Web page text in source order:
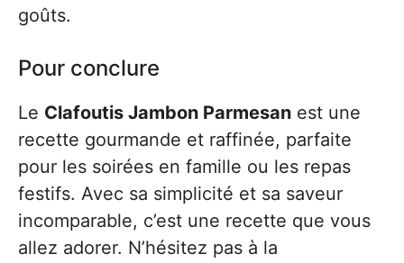
goûts.
Pour conclure
Le Clafoutis Jambon Parmesan est une
recette gourmande et raffinée, parfaite
pour les soirées en famille ou les repas
festifs. Avec sa simplicité et sa saveur
incomparable, c’est une recette que vous
allez adorer. N’hésitez pas à la